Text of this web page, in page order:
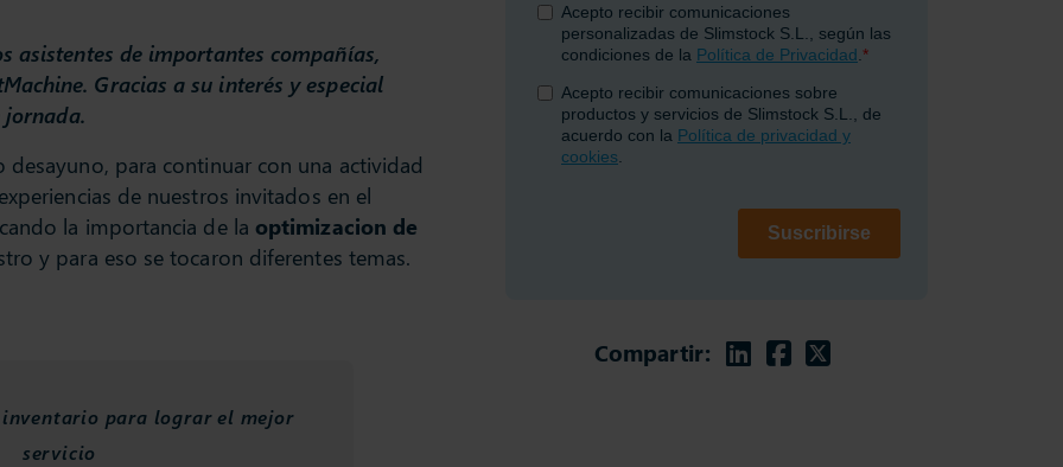
asistentes de importantes compañías,
Gracias a su interés y especial
jornada.
para continuar con una actividad
de nuestros invitados en el
la importancia de la optimizacion de
y para eso se tocaron diferentes temas.
inventario para lograr el mejor
servicio
Compartir: Linkedin
Facebook
Twitter